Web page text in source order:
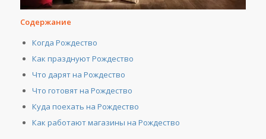
Содержание
Когда Рождество
Как празднуют Рождество
Что дарят на Рождество
Что готовят на Рождество
Куда поехать на Рождество
Как работают магазины на Рождество